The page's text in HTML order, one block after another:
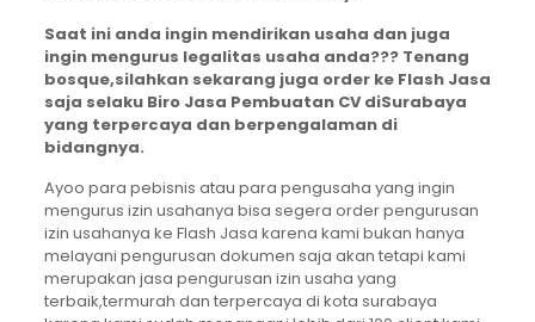
Saat ini anda ingin mendirikan usaha dan juga
ingin mengurus legalitas usaha anda??? Tenang
bosque,silahkan sekarang juga order ke Flash Jasa
saja selaku Biro Jasa Pembuatan CV diSurabaya
yang terpercaya dan berpengalaman di
bidangnya.
Ayoo para pebisnis atau para pengusaha yang ingin
mengurus izin usahanya bisa segera order pengurusan
izin usahanya ke Flash Jasa karena kami bukan hanya
melayani pengurusan dokumen saja akan tetapi kami
merupakan jasa pengurusan izin usaha yang
terbaik,termurah dan terpercaya di kota surabaya